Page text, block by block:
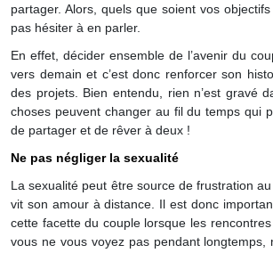
partager. Alors, quels que soient vos
pas hésiter à en parler.
En effet, décider ensemble de l’avenir du
vers demain et c’est donc renforcer son
des projets. Bien entendu, rien n’est gravé
choses peuvent changer au fil du temps qui
de partager et de rêver à deux !
Ne pas négliger la sexualité
La sexualité peut être source de frustration
vit son amour à distance. Il est donc
cette facette du couple lorsque les
vous ne vous voyez pas pendant longtemps,